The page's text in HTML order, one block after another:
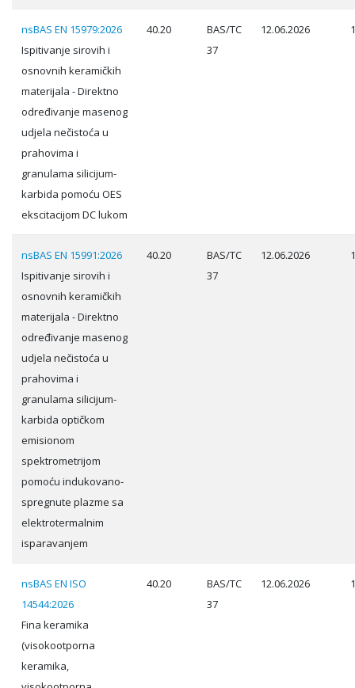
nsBAS EN 15979:2026
Ispitivanje sirovih i
osnovnih keramičkih
materijala - Direktno
određivanje masenog
udjela nečistoća u
prahovima i
granulama silicijum-
karbida pomoću OES
ekscitacijom DC lukom
40.20
BAS/TC
37
12.06.2026
nsBAS EN 15991:2026
Ispitivanje sirovih i
osnovnih keramičkih
materijala - Direktno
određivanje masenog
udjela nečistoća u
prahovima i
granulama silicijum-
karbida optičkom
emisionom
spektrometrijom
pomoću indukovano-
spregnute plazme sa
elektrotermalnim
isparavanjem
40.20
BAS/TC
37
12.06.2026
nsBAS EN ISO
14544:2026
Fina keramika
(visokootporna
keramika,
40.20
BAS/TC
37
12.06.2026